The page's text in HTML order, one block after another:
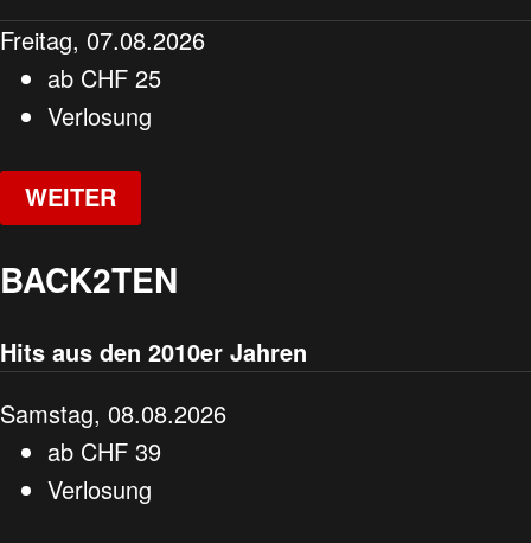
Freitag, 07.08.2026
ab CHF 25
Verlosung
WEITER
BACK2TEN
Hits aus den 2010er Jahren
Samstag, 08.08.2026
ab CHF 39
Verlosung